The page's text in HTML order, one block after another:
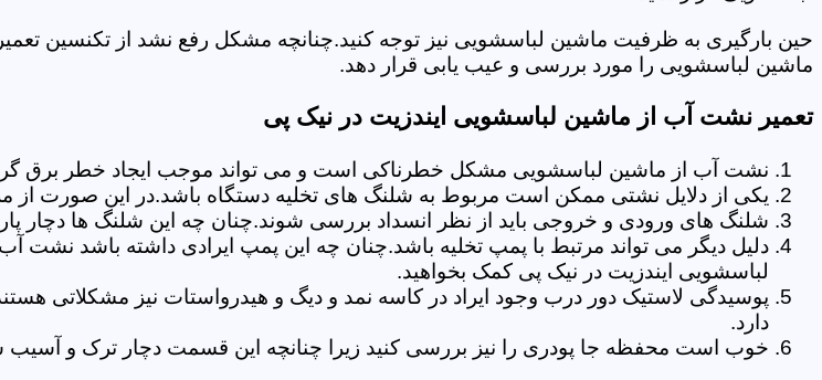
حین بارگیری به ظرفیت ماشین لباسشویی نیز توجه کنید.چنانچه مشکل رفع نشد از تکنسین
ماشین لباسشویی را مورد بررسی و عیب یابی قرار دهد.
تعمیر نشت آب از ماشین لباسشویی ایندزیت در نیک پی
نشت آب از ماشین لباسشویی مشکل خطرناکی است و می تواند موجب ایجاد خطر برق
یکی از دلایل نشتی ممکن است مربوط به شلنگ های تخلیه دستگاه باشد.در این صورت از
شلنگ های ورودی و خروجی باید از نظر انسداد بررسی شوند.چنان چه این شلنگ ها دچار
دلیل دیگر می تواند مرتبط با پمپ تخلیه باشد.چنان چه این پمپ ایرادی داشته باشد نشت
لباسشویی ایندزیت در نیک پی کمک بخواهید.
پوسیدگی لاستیک دور درب وجود ایراد در کاسه نمد و دیگ و هیدرواستات نیز مشکلاتی
دارد.
خوب است محفظه جا پودری را نیز بررسی کنید زیرا چنانچه این قسمت دچار ترک و آسیب